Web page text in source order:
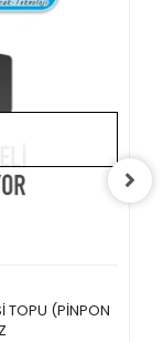
TOPU (PİNPON